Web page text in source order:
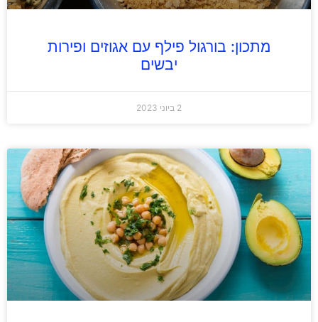
מתכון: בורגול פילף עם אגוזים ופירות
יבשים
2 ביוני 2023